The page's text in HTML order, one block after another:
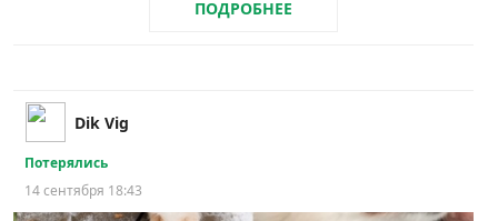
ПОДРОБНЕЕ
Dik Vig
Потерялись
14 сентября 18:43